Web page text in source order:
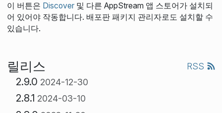
이 버튼은 Discover및 다른 AppStream 앱 스토어가 설치되
어 있어야 작동합니다. 배포판 패키지 관리자로도 설치할 수
있습니다.
릴리스 RSS
2.9.0 2024-12-30
2.8.1 2024-03-10